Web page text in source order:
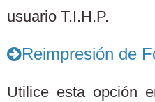
usuario T.I.H.P.
Reimpresión de
Utilice esta opción